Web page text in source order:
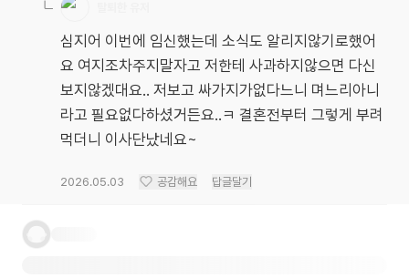
심지어 이번에 임신했는데 소식도 알리지않기로했어
요 여지조차주지말자고 저한테 사과하지않으면 다신
보지않겠대요.. 저보고 싸가지가없다느니 며느리아니
라고 필요없다하셨거든요..ㅋ 결혼전부터 그렇게 부려
먹더니 이사단났네요~
2026.05.03 공감해요 답글달기